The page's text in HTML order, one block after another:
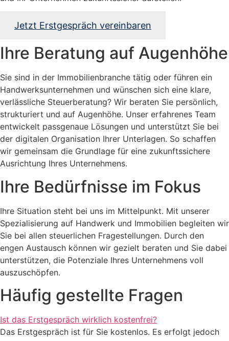
Jetzt Erstgespräch vereinbaren
Ihre Beratung auf Augenhöhe
Sie sind in der Immobilienbranche tätig oder führen ein
Handwerksunternehmen und wünschen sich eine klare,
verlässliche Steuerberatung? Wir beraten Sie persönlich,
strukturiert und auf Augenhöhe. Unser erfahrenes Team
entwickelt passgenaue Lösungen und unterstützt Sie bei
der digitalen Organisation Ihrer Unterlagen. So schaffen
wir gemeinsam die Grundlage für eine zukunftssichere
Ausrichtung Ihres Unternehmens.
Ihre Bedürfnisse im Fokus
Ihre Situation steht bei uns im Mittelpunkt. Mit unserer
Spezialisierung auf Handwerk und Immobilien begleiten wir
Sie bei allen steuerlichen Fragestellungen. Durch den
engen Austausch können wir gezielt beraten und Sie dabei
unterstützen, die Potenziale Ihres Unternehmens voll
auszuschöpfen.
Häufig gestellte Fragen
Ist das Erstgespräch wirklich kostenfrei?
Das Erstgespräch ist für Sie kostenlos. Es erfolgt jedoch